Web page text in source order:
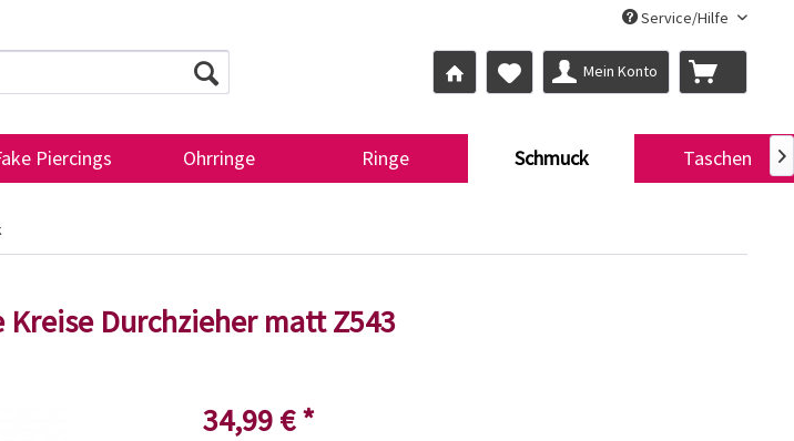
Service/Hilfe
Mein Konto
Piercings Ohrringe Ringe Schmuck Taschen 
Durchzieher matt Z543
34,99 € *